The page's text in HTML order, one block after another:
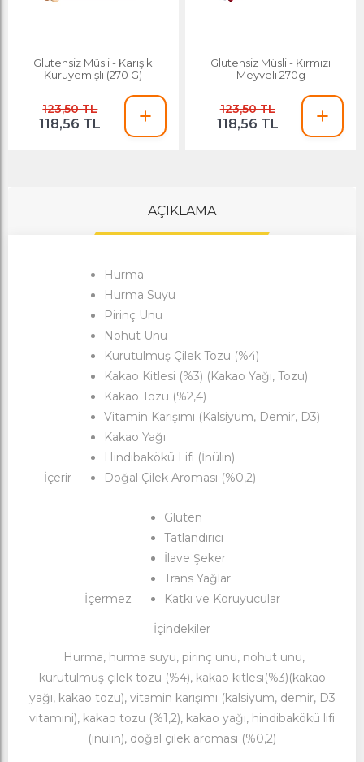
Glutensiz Müsli - Karışık
Kuruyemişli (270 G)
123,50 TL
118,56 TL
Glutensiz Müsli - Kırmızı
Meyveli 270g
123,50 TL
118,56 TL
AÇIKLAMA
İçerir
Hurma
Hurma Suyu
Pirinç Unu
Nohut Unu
Kurutulmuş Çilek Tozu (%4)
Kakao Kitlesi (%3) (Kakao Yağı, Tozu)
Kakao Tozu (%2,4)
Vitamin Karışımı (Kalsiyum, Demir, D3)
Kakao Yağı
Hindibakökü Lifi (İnülin)
Doğal Çilek Aroması (%0,2)
İçermez
Gluten
Tatlandırıcı
İlave Şeker
Trans Yağlar
Katkı ve Koruyucular
İçindekiler
Hurma, hurma suyu, pirinç unu, nohut unu,
kurutulmuş çilek tozu (%4), kakao kitlesi(%3)(kakao
yağı, kakao tozu), vitamin karışımı (kalsiyum, demir, D3
vitamini), kakao tozu (%1,2), kakao yağı, hindibakökü lifi
(inülin), doğal çilek aroması (%0,2)